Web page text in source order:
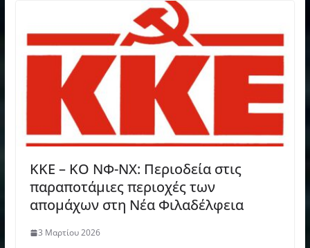
KKE – KO ΝΦ-ΝΧ: Περιοδεία στις
παραποτάμιες περιοχές των
απομάχων στη Νέα Φιλαδέλφεια
3 Μαρτίου 2026